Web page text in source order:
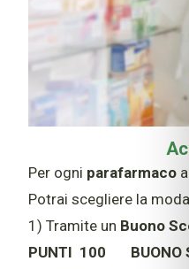
Per ogni parafarmaco
Potrai scegliere la
1) Tramite un Buono
PUNTI 100 BUONO